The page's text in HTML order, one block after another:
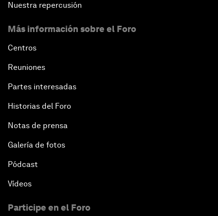
Nuestra repercusión
Más información sobre el Foro
Centros
Reuniones
Partes interesadas
Historias del Foro
Notas de prensa
Galería de fotos
Pódcast
Vídeos
Participe en el Foro